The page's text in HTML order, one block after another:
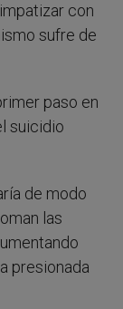
con
sufre de
paso en
suicidio
de modo
las
presionada